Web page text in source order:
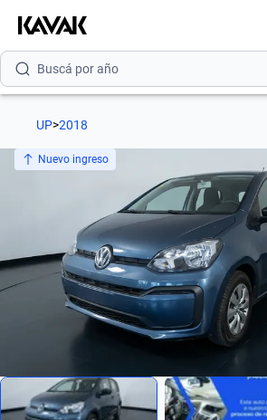
Buscá por versión
Buscá por año
UP>2018
Nuevo ingreso